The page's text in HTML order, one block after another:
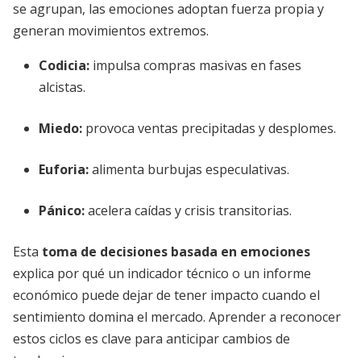
se agrupan, las emociones adoptan fuerza propia y
generan movimientos extremos.
Codicia: impulsa compras masivas en fases
alcistas.
Miedo: provoca ventas precipitadas y desplomes.
Euforia:alimenta burbujas especulativas.
Pánico:acelera caídas y crisis transitorias.
Esta toma de decisiones basada en emociones
explica por qué un indicador técnico o un informe
económico puede dejar de tener impacto cuando el
sentimiento domina el mercado. Aprender a reconocer
estos ciclos es clave para anticipar cambios de